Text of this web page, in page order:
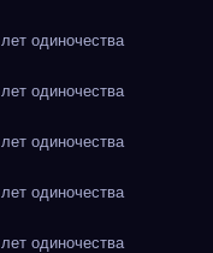
одиночества
одиночества
одиночества
одиночества
одиночества